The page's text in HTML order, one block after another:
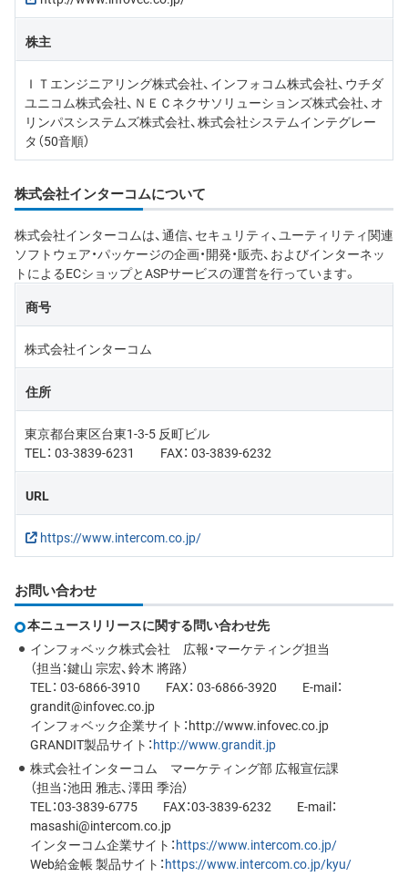
株主
ＩＴエンジニアリング株式会社、インフォコム株式会社、ウチダ
ユニコム株式会社、ＮＥＣネクサソリューションズ株式会社、オ
リンパスシステムズ株式会社、株式会社システムインテグレー
タ（50音順）
株式会社インターコムについて
株式会社インターコムは、通信、セキュリティ、ユーティリティ関連
ソフトウェア・パッケージの企画・開発・販売、およびインターネッ
トによるECショップとASPサービスの運営を行っています。
商号
株式会社インターコム
住所
東京都台東区台東1-3-5 反町ビル
TEL： 03-3839-6231 FAX： 03-3839-6232
URL
https://www.intercom.co.jp/
お問い合わせ
本ニュースリリースに関する問い合わせ先
インフォベック株式会社 広報・マーケティング担当
（担当：鍵山 宗宏、鈴木 將路）
TEL： 03-6866-3910 FAX： 03-6866-3920 E-mail：
grandit@infovec.co.jp
インフォベック企業サイト：http://www.infovec.co.jp
GRANDIT製品サイト：http://www.grandit.jp
株式会社インターコム マーケティング部 広報宣伝課
（担当：池田 雅志、澤田 季治）
TEL：03-3839-6775 FAX：03-3839-6232 E-mail：
masashi@intercom.co.jp
インターコム企業サイト：https://www.intercom.co.jp/
Web給金帳 製品サイト：https://www.intercom.co.jp/kyu/